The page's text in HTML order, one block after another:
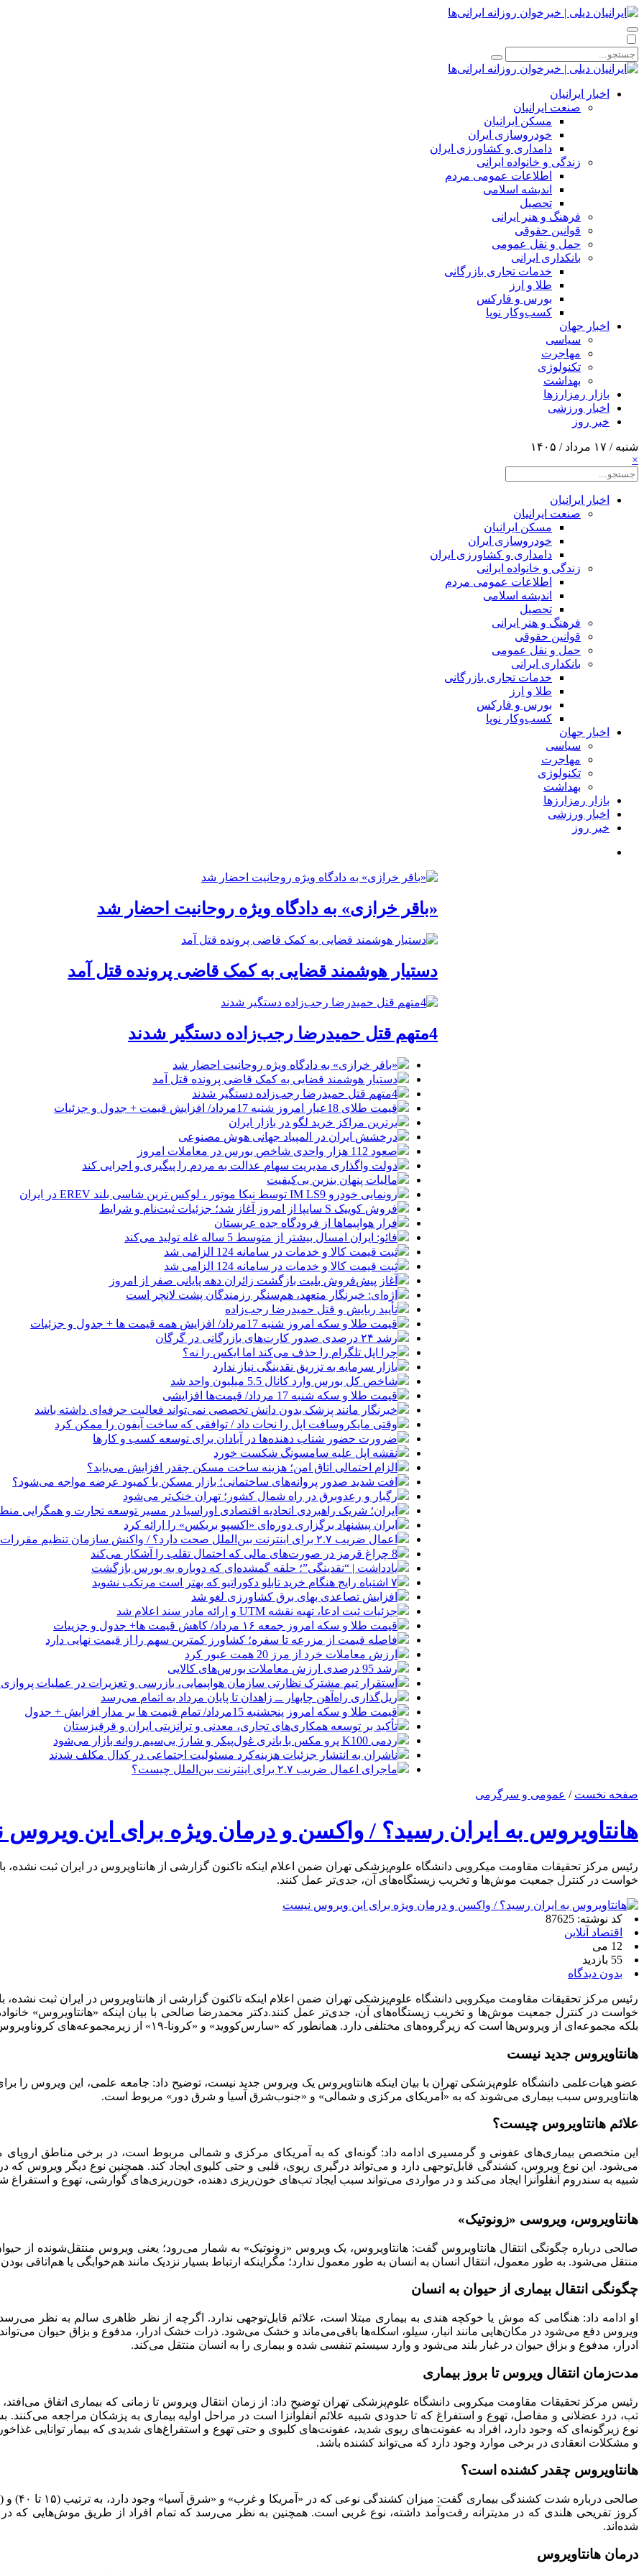
اخبار ایرانیان
صنعت ایرانیان
مسکن ایرانیان
خودروسازی ایران
دامداری و کشاورزی ایران
زندگی و خانواده ایرانی
اطلاعات عمومی مردم
اندیشه اسلامی
تحصیل
فرهنگ و هنر ایرانی
قوانین حقوقی
حمل و نقل عمومی
بانکداری ایرانی
خدمات تجاری بازرگانی
طلا و ارز
بورس و فارکس
کسب‌وکار نوپا
اخبار جهان
سیاسی
مهاجرت
تکنولوژی
بهداشت
بازار رمزارزها
اخبار ورزشی
خبر روز
شنبه / ۱۷ مرداد / ۱۴۰۵
×
اخبار ایرانیان
صنعت ایرانیان
مسکن ایرانیان
خودروسازی ایران
دامداری و کشاورزی ایران
زندگی و خانواده ایرانی
اطلاعات عمومی مردم
اندیشه اسلامی
تحصیل
فرهنگ و هنر ایرانی
قوانین حقوقی
حمل و نقل عمومی
بانکداری ایرانی
خدمات تجاری بازرگانی
طلا و ارز
بورس و فارکس
کسب‌وکار نوپا
اخبار جهان
سیاسی
مهاجرت
تکنولوژی
بهداشت
بازار رمزارزها
اخبار ورزشی
خبر روز
«باقر خرازی» به دادگاه ویژه روحانیت احضار شد
دستیار هوشمند قضایی به کمک قاضی پرونده قتل آمد
4متهم قتل حمیدرضا رجب‌زاده دستگیر شدند
«باقر خرازی» به دادگاه ویژه روحانیت احضار شد
دستیار هوشمند قضایی به کمک قاضی پرونده قتل آمد
4متهم قتل حمیدرضا رجب‌زاده دستگیر شدند
قیمت طلای 18عیار امروز شنبه 17مرداد/ افزایش قیمت + جدول و جزئیات
برترین مراکز خرید لگو در بازار ایران
درخشش ایران در المپیاد جهانی هوش مصنوعی
صعود 112 هزار واحدی شاخص بورس در معاملات امروز
دولت واگذاری مدیریت سهام عدالت به مردم را پیگیری و اجرایی کند
مالیات پنهان بنزین بی‌کیفیت
رونمایی خودرو IM LS9 توسط نیکا موتور ، لوکس ترین شاسی بلند EREV در ایران
فروش کوییک S سایپا از امروز آغاز شد؛ جزئیات ثبت‌نام و شرایط
فرار هواپیماها از فرودگاه جده عربستان
فائو: ایران امسال بیشتر از متوسط 5 ساله غله تولید می‌کند
ثبت قیمت کالا و خدمات در سامانه 124 الزامی شد
ثبت قیمت کالا و خدمات در سامانه 124 الزامی شد
آغاز پیش‌فروش بلیت بازگشت زائران دهه پایانی صفر از امروز
اژه‌ای: خبرنگار متعهد، هم‌سنگر رزمندگان پشت لانچر است
تأیید ربایش و قتل حمیدرضا رجب‌زاده
قیمت طلا و سکه امروز شنبه 17مرداد/ افزایش همه قیمت ها + جدول و جزئیات
رشد ۲۴ درصدی صدور کارت‌های بازرگانی در گرگان
چرا اپل تلگرام را حذف می‌کند اما ایکس را نه؟
بازار سرمایه به تزریق نقدینگی نیاز ندارد
شاخص کل بورس وارد کانال 5.5 میلیون واحد شد
قیمت طلا و سکه شنبه 17 مرداد/ قیمت‌ها افزایشی
خبرنگار مانند پزشک بدون دانش تخصصی نمی‌تواند فعالیت حرفه‌ای داشته باشد
وقتی مایکروسافت اپل را نجات داد / توافقی که ساخت آیفون را ممکن کرد
ضرورت حضور شتاب ‌دهنده‌ها در آبادان برای توسعه کسب‌ و کارها
نقشه اپل علیه سامسونگ شکست خورد
الزام احتمالی اتاق امن؛ هزینه ساخت مسکن چقدر افزایش می‌یابد؟
افت شدید صدور پروانه‌های ساختمانی؛ بازار مسکن با کمبود عرضه مواجه می‌شود؟
رگبار و رعدوبرق در راه شمال کشور؛ تهران خنک‌تر می‌شود
ایران؛ شریک راهبردی اتحادیه اقتصادی اوراسیا در مسیر توسعه تجارت و همگرایی
ایران پیشنهاد برگزاری دوره‌ای «اکسپو بریکس» را ارائه کرد
اعمال ضریب ۲.۷ برای اینترنت بین‌الملل صحت دارد؟ / واکنش سازمان تنظیم مقررات
8 چراغ قرمز در صورت‌های مالی که احتمال تقلب را آشکار می‌کند
یادداشت | “نقدینگی”؛ حلقه گمشده‌ای که دوباره به بورس بازگشت
۷ اشتباه رایج هنگام خرید تابلو دکوراتیو که بهتر است مرتکب نشوید
افزایش تصاعدی بهای برق کشاورزی لغو شد
جزئیات ثبت ادعا، تهیه نقشه UTM و ارائه مادر سند اعلام شد
قیمت طلا و سکه امروز جمعه ۱۶ مرداد/ کاهش قیمت ها+ جدول و جزییات
فاصله قیمت از مزرعه تا سفره؛ کشاورز کمترین سهم را از قیمت نهایی دارد
ارزش معاملات خرد از مرز 20 همت عبور کرد
رشد 95 درصدی ارزش معاملات بورس‌های کالایی
استقرار تیم مشترک نظارتی سازمان هواپیمایی، بازرسی و تعزیرات در عملیات پروازی
ریل‌گذاری راه‌آهن چابهار ــ زاهدان تا پایان مرداد به اتمام می‌رسد
قیمت طلا و سکه امروز پنجشنبه 15مرداد/ تمام قیمت ها بر مدار افزایش + جدول
تأکید بر توسعه همکاری‌های تجاری، معدنی و ترانزیتی ایران و قرقیزستان
ردمی K100 پرو مکس با باتری غول‌پیکر و شارژ بی‌سیم روانه بازار می‌شود
ناشران به انتشار جزئیات هزینه‌کرد مسئولیت اجتماعی در کدال مکلف شدند
ماجرای اعمال ضریب ۲.۷ برای اینترنت بین‌الملل چیست؟
صفحه نخست / عمومی و سرگرمی
هانتاویروس به ایران رسید؟ / واکسن و درمان ویژه برای این
رئیس مرکز تحقیقات مقاومت میکروبی دانشگاه علوم‌پزشکی تهران ضمن اعلام اینکه تاکنون گزارشی از هانتاویروس در ایران ثبت نشده،
خواست در کنترل جمعیت موش‌ها و تخریب زیستگاه‌های آن، جدی‌تر عمل کنند.
کد نوشته: 87625
اقتصاد آنلاین
12 می
55 بازدید
بدون دیدگاه
رئیس مرکز تحقیقات مقاومت میکروبی دانشگاه علوم‌پزشکی تهران ضمن اعلام اینکه تاکنون گزارشی از هانتاویروس در ایران ثبت نشده،
خواست در کنترل جمعیت موش‌ها و تخریب زیستگاه‌های آن، جدی‌تر عمل کنند.دکتر محمدرضا صالحی با بیان اینکه «هانتاویروس»
بلکه مجموعه‌ای از ویروس‌ها است که زیرگروه‌های مختلفی دارد. همانطور که «سارس‌کووید» و «کرونا-۱۹» از زیرمجموعه‌های کروناویروس به شمار می‌روند؛ هانتاویروس نیز زیرگروه‌های مختلفی دارد.
هانتاویروس جدید نیست
عضو هیات‌علمی دانشگاه علوم‌پزشکی تهران با بیان اینکه هانتاویروس یک ویروس جدید نیست، توضیح داد: جامعه علمی، این ویروس
هانتاویروس سبب بیماری می‌شوند که به «آمریکای مرکزی و شمالی» و «جنوب‌شرق آسیا و شرق دور» مربوط است.
علائم هانتاویروس چیست؟
این متخصص بیماری‌های عفونی و گرمسیری ادامه داد: گونه‌ای که به آمریکای مرکزی و شمالی مربوط است، در برخی مناطق اروپای
می‌شود. این نوع ویروس، کشندگی قابل‌توجهی دارد و می‌تواند درگیری ریوی، قلبی و حتی کلیوی ایجاد کند. همچنین نوع دیگر ویروس
شبیه به سندروم آنفلوآنزا ایجاد می‌کند و در مواردی می‌تواند سبب ایجاد تب‌های خون‌ریزی‌ دهنده، خون‌ریزی‌های گوارشی، تهوع و استفراغ
هانتاویروس، ویروسی «زونوتیک»
صالحی درباره چگونگی انتقال هانتاویروس گفت: هانتاویروس، یک ویروس «زونوتیک» به شمار می‌رود؛ یعنی ویروس منتقل‌شونده از
منتقل می‌شود. به طور معمول، انتقال انسان به انسان به طور معمول ندارد؛ مگراینکه ارتباط بسیار نزدیک مانند هم‌خوابگی یا هم‌اتاقی
چگونگی انتقال بیماری از حیوان به انسان
او ادامه داد: هنگامی که موش یا خوکچه هندی به بیماری مبتلا است، علائم قابل‌توجهی ندارد. اگرچه از نظر ظاهری سالم به نظر
ویروس دفع می‌شود در مکان‌هایی مانند انبار، سیلو، اسکله‌ها باقی‌می‌ماند و خشک می‌شود. ذرات خشک ادرار، مدفوع و بزاق حیوان
ادرار، مدفوع و بزاق حیوان در غبار بلند می‌شود و وارد سیستم تنفسی شده و بیماری را به انسان منتقل می‌کند.
مدت‌زمان انتقال ویروس تا بروز بیماری
تب، درد عضلانی و مفاصل، تهوع و استفراغ که تا حدودی شبیه علائم آنفلوآنزا است در مراحل اولیه بیماری به پزشکان مراجعه می‌کنند.
نوع زیرگونه‌ای که وجود دارد، افراد به عفونت‌های ریوی شدید، عفونت‌های کلیوی و حتی تهوع و استفراغ‌های شدیدی که بیمار توانایی
و مشکلات انعقادی در برخی موارد وجود دارد که می‌تواند کشنده‌ باشد.
هانتاویروس چقدر کشنده است؟
کروز تفریحی هلندی که در مدیترانه رفت‌وآمد داشته، نوع غربی است. همچنین به نظر می‌رسد که تمام افراد از طریق موش‌هایی که در
شده‌اند.
درمان هانتاویروس